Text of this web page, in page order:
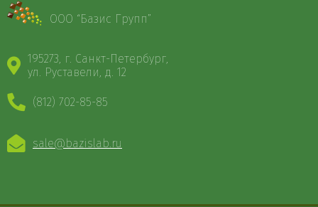
ООО “Базис Групп”
195273, г. Санкт-Петербург,
ул. Руставели, д. 12
(812) 702-85-85
sale@bazislab.ru